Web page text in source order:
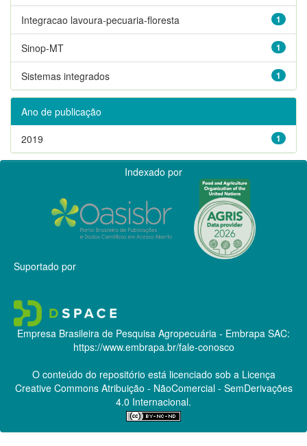
1
Integracao lavoura-pecuaria-floresta
1
Sinop-MT
1
Sistemas integrados
Ano de publicação
1
2019
Indexado por
Suportado por
Empresa Brasileira de Pesquisa Agropecuária - Embrapa SAC:
https://www.embrapa.br/fale-conosco
O conteúdo do repositório está licenciado sob a Licença
Creative CommonsAtribuição - NãoComercial - SemDerivações
4.0 Internacional.